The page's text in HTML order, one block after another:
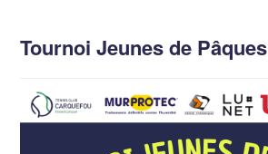
Tournoi Jeunes de Pâques